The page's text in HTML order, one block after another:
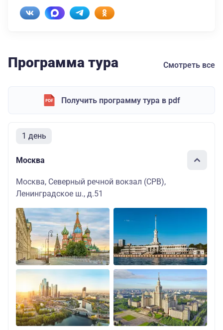
Программа тура Смотреть все
Получить программу тура в pdf
1 день
Москва
Москва, Северный речной вокзал (СРВ),
Ленинградское ш., д.51